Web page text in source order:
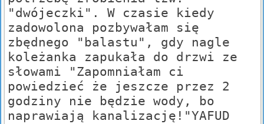
"dwójeczki". W czasie kiedy
zadowolona pozbywałam się
zbędnego "balastu", gdy nagle
koleżanka zapukała do drzwi ze
słowami "Zapomniałam ci
powiedzieć że jeszcze przez 2
godziny nie będzie wody, bo
naprawiają kanalizację!"YAFUD